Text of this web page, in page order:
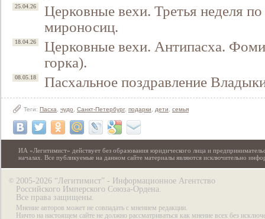
25.04.26
Церковные вехи. Третья неделя
мироносиц.
18.04.26
Церковные вехи. Антипасха.
горка).
08.05.18 Пасхальное поздравление
Теги: Пасха чудо Санкт-Петербург, подарки дети семья
ИА «Легитимист» действует без образования юридического лица и
началах. Все публикуемые на данном сайте материалы являются исключительно
© 2005-2026 “Легитимист” - Информационное Агентство
Российского Имперского Союза-Ордена.
Все права защищены.
Мнение авторов может не совпадать с мнением редакции.
Ничто на настоящем сайте не должно рассматриваться как мнение всех без